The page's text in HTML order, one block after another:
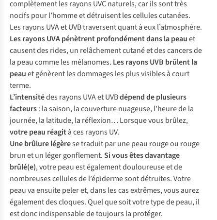
complètement les rayons UVC naturels, car ils sont très
nocifs pour l’homme et détruisent les cellules cutanées.
Les rayons UVA et UVB traversent quant à eux l’atmosphère.
Les rayons UVA pénètrent profondément dans la peauet
causent des rides, un relâchement cutané et des cancers de
la peau comme les mélanomes. Les rayons UVB brûlent la
peauet génèrent les dommages les plus visibles à court
terme.
L’intensitédes rayons UVA et UVBdépend de plusieurs
facteurs: la saison, la couverture nuageuse, l’heure de la
journée, la latitude, la réflexion… Lorsque vous brûlez,
votre peau réagità ces rayons UV.
Une brûlure légèrese traduit par une peau rouge ou rouge
brun et un léger gonflement.Si vous êtes davantage
brûlé(e), votre peau est également douloureuse et de
nombreuses cellules de l’épiderme sont détruites. Votre
peau va ensuite peler et, dans les cas extrêmes, vous aurez
également des cloques. Quel que soit votre type de peau, il
est donc indispensable de toujours la protéger.